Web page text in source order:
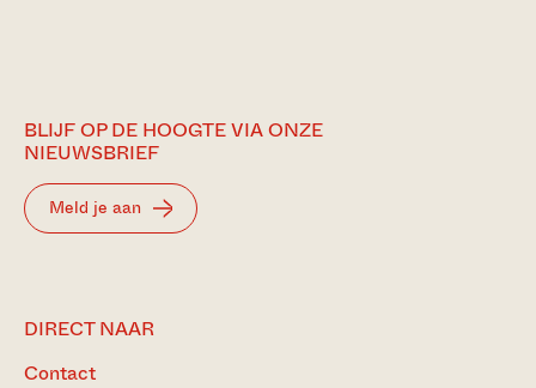
BLIJF OP DE HOOGTE VIA ONZE
NIEUWSBRIEF
Meld je aan
DIRECT NAAR
Contact